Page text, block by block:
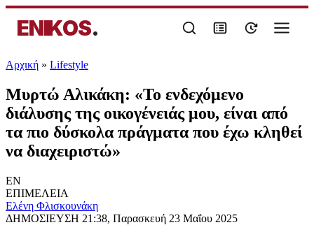
ENIKOS.
Αρχική » Lifestyle
Μυρτώ Αλικάκη: «Το ενδεχόμενο
διάλυσης της οικογένειάς μου, είναι από
τα πιο δύσκολα πράγματα που έχω κληθεί
να διαχειριστώ»
EN
ΕΠΙΜΕΛΕΙΑ
Ελένη Φλισκουνάκη
ΔΗΜΟΣΙΕΥΣΗ 21:38, Παρασκευή 23 Μαΐου 2025